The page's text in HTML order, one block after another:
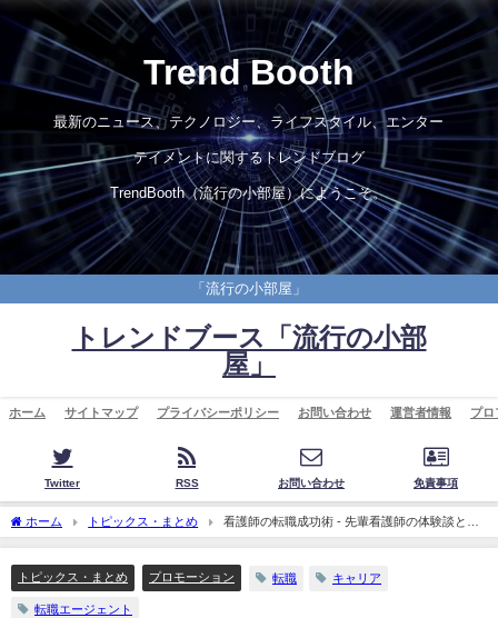
Trend Booth
最新のニュース、テクノロジー、ライフスタイル、エンター
テイメントに関するトレンドブログ
TrendBooth（流行の小部屋）にようこそ。
「流行の小部屋」
トレンドブース「流行の小部
屋」
ホーム サイトマップ プライバシーポリシー お問い合わせ 運営者情報 プロ
Twitter RSS お問い合わせ 免責事項
ホーム トピックス・まとめ
看護師の転職成功術 - 先輩看護師の体験談とお
すすめ求人情報
トピックス・まとめ プロモーション 転職 キャリア
転職エージェント